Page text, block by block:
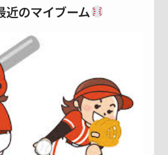
近のマイブーム